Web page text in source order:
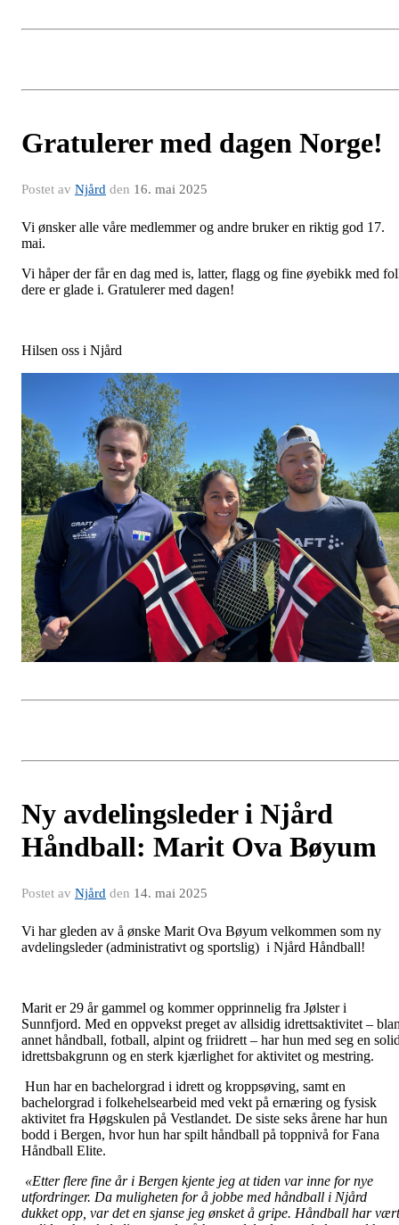
Gratulerer med dagen Norge!
Postet av Njård den 16. mai 2025
Vi ønsker alle våre medlemmer og andre bruker en riktig god 17.
mai.
Vi håper der får en dag med is, latter, flagg og fine øyebikk med
dere er glade i. Gratulerer med dagen!
Hilsen oss i Njård
Ny avdelingsleder i Njård
Håndball: Marit Ova Bøyum
Postet av Njård den 14. mai 2025
Vi har gleden av å ønske Marit Ova Bøyum velkommen som ny
avdelingsleder (administrativt og sportslig) i Njård Håndball!
Marit er 29 år gammel og kommer opprinnelig fra Jølster i
Sunnfjord. Med en oppvekst preget av allsidig idrettsaktivitet –
annet håndball, fotball, alpint og friidrett – har hun med seg en
idrettsbakgrunn og en sterk kjærlighet for aktivitet og mestring.
Hun har en bachelorgrad i idrett og kroppsøving, samt en
bachelorgrad i folkehelsearbeid med vekt på ernæring og fysisk
aktivitet fra Høgskulen på Vestlandet. De siste seks årene har hun
bodd i Bergen, hvor hun har spilt håndball på toppnivå for Fana
Håndball Elite.
«Etter flere fine år i Bergen kjente jeg at tiden var inne for nye
utfordringer. Da muligheten for å jobbe med håndball i Njård
dukket opp, var det en sjanse jeg ønsket å gripe. Håndball har vært